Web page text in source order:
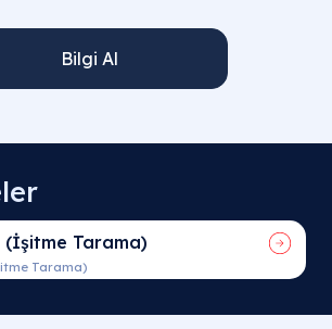
Bilgi Al
Tarama)
Tarama)